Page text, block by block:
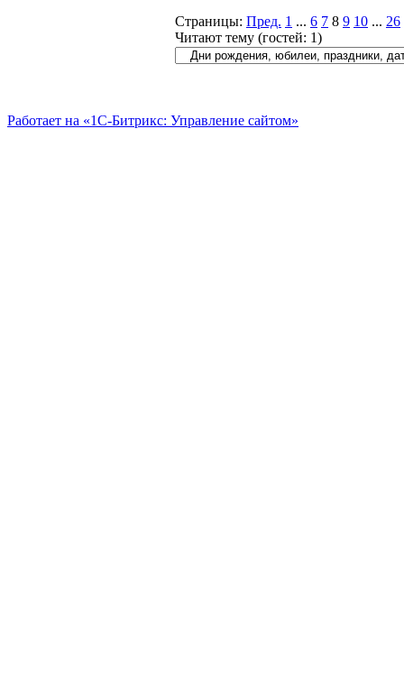
Страницы: Пред. 1 ... 6 7 8 9 10 ... 26
Читают тему (гостей: 1)
Работает на «1С-Битрикс: Управление сайтом»